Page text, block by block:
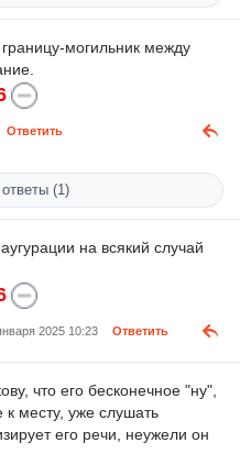
могильник между
Ответить
(1)
на всякий случай
2025 10:23 Ответить
что его бесконечное "ну",
к месту, уже слушать
его речи, неужели он